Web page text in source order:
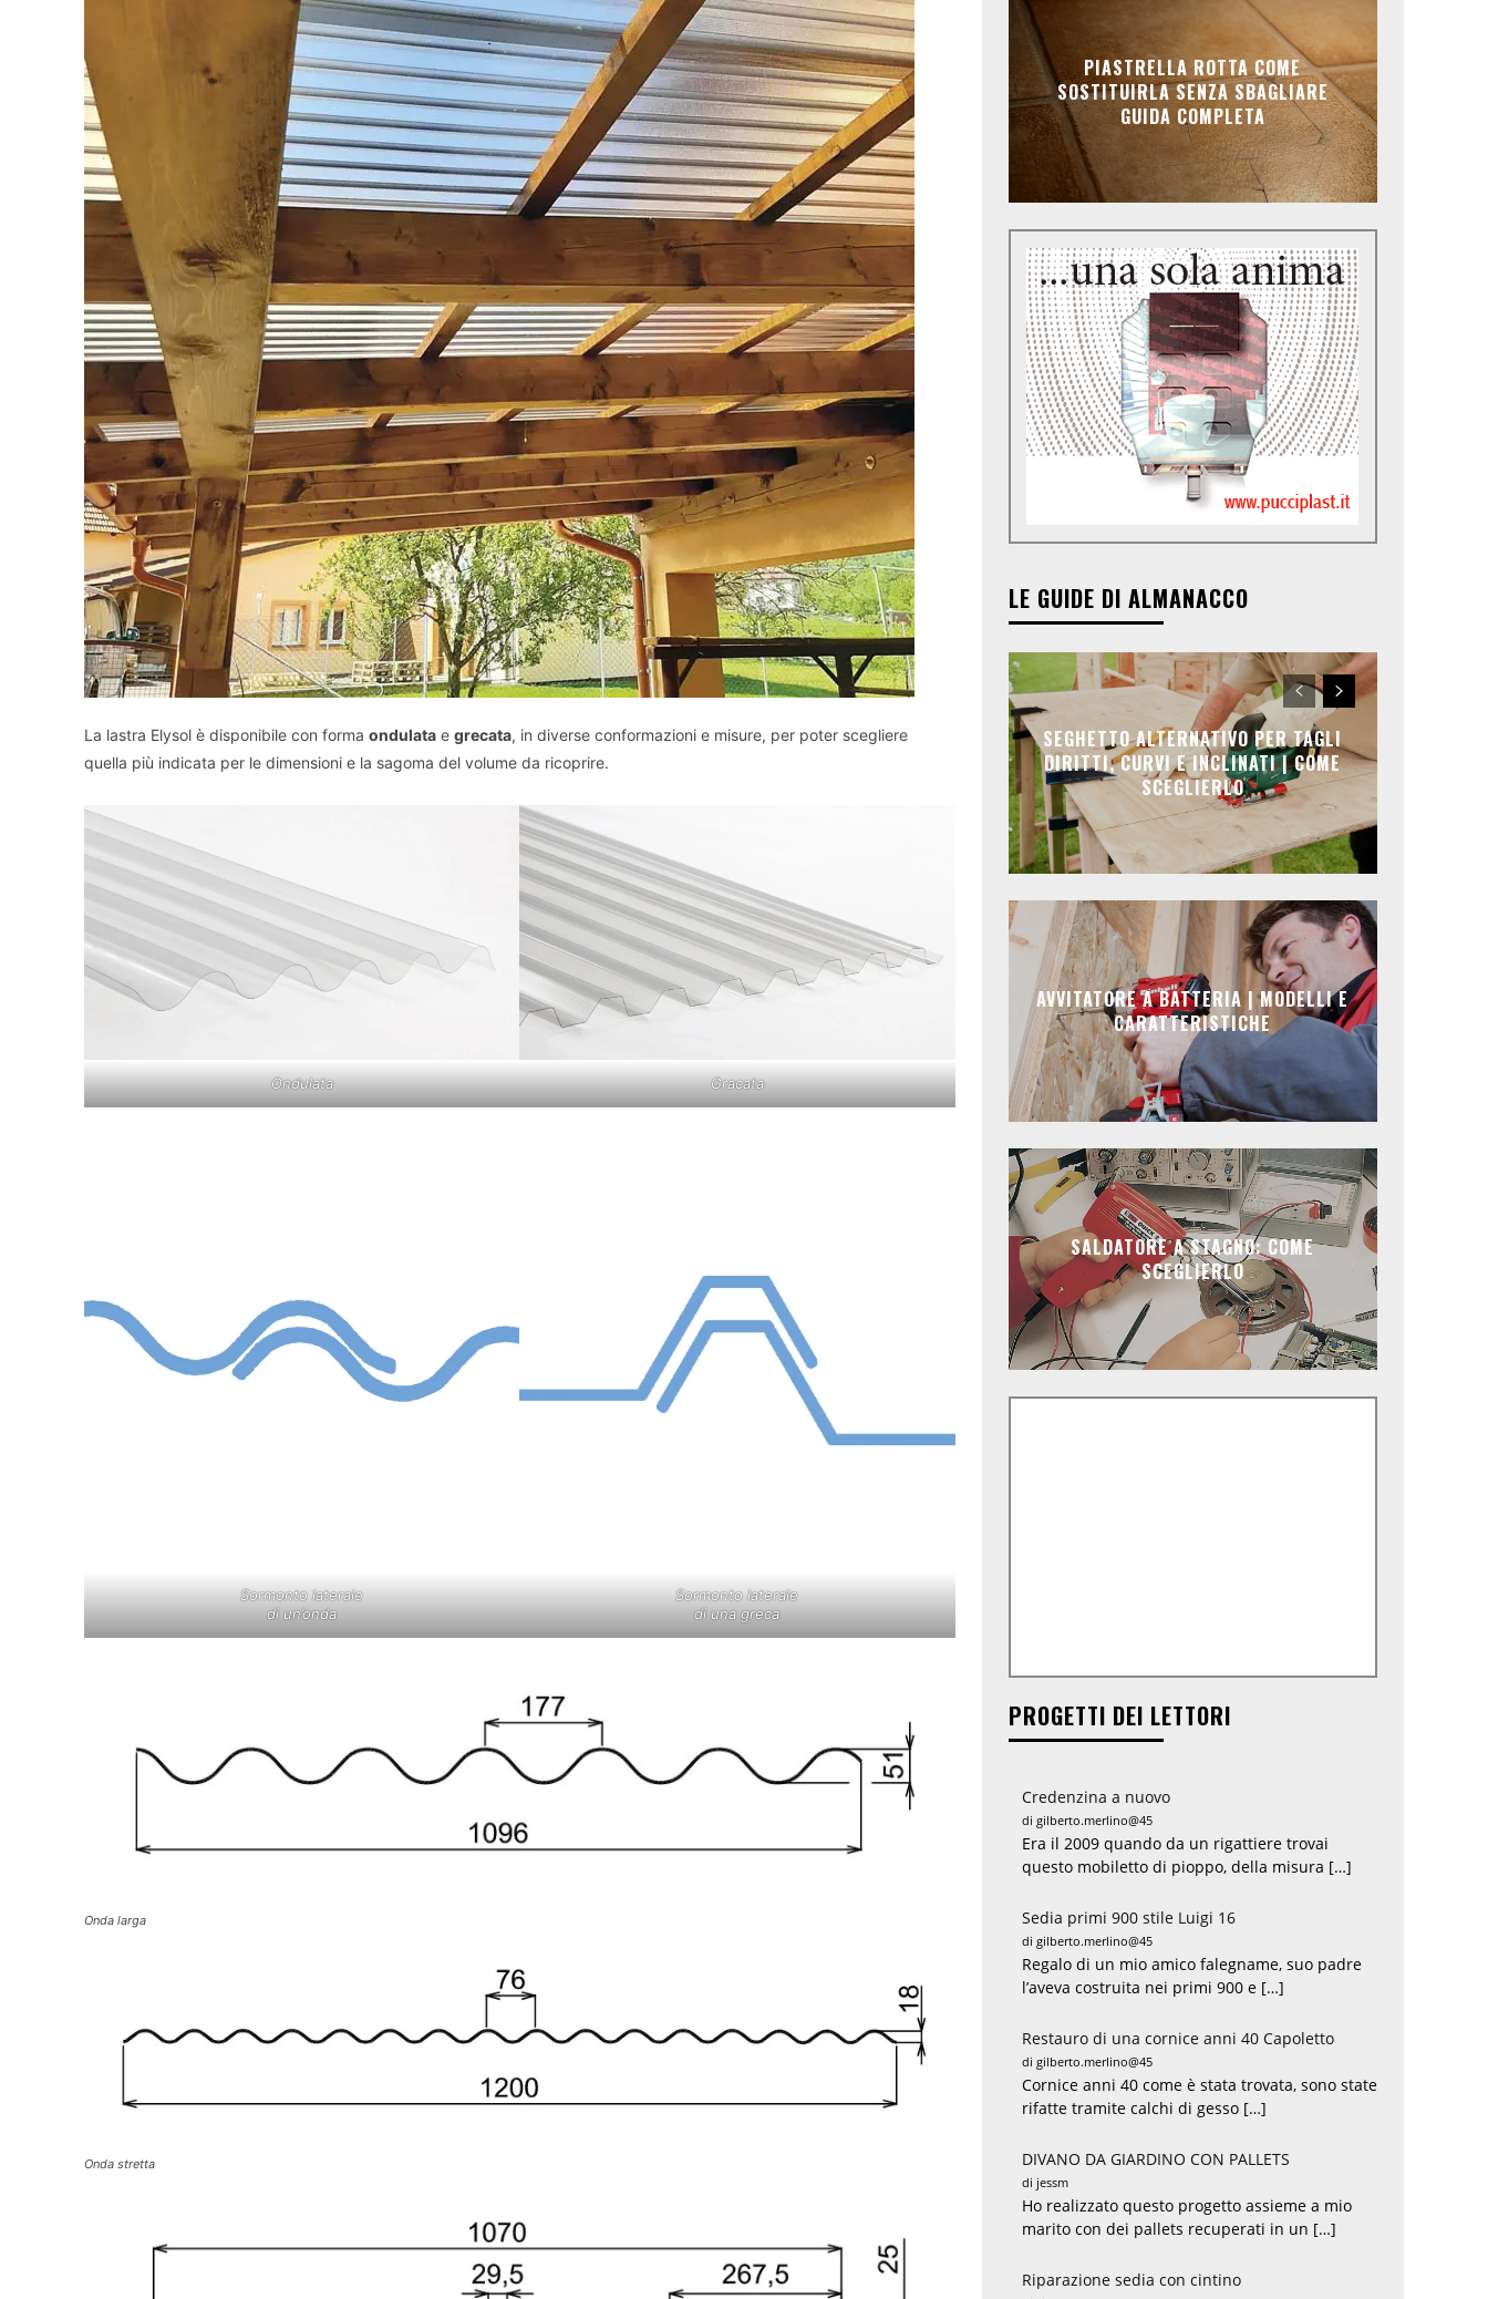
La lastra Elysol è disponibile con forma ondulata e grecata, in diverse conformazioni e misure, per poter scegliere
quella più indicata per le dimensioni e la sagoma del volume da ricoprire.
Ondulata Gracata
Sormonto laterale
di un’onda
Sormonto laterale
di una greca
Onda larga
Onda stretta
PIASTRELLA ROTTA COME
SOSTITUIRLA SENZA SBAGLIARE
GUIDA COMPLETA
LE GUIDE DI ALMANACCO
SEGHETTO ALTERNATIVO PER TAGLI
DIRITTI, CURVI E INCLINATI | COME
SCEGLIERLO
AVVITATORE A BATTERIA | MODELLI E
CARATTERISTICHE
SALDATORE A STAGNO: COME
SCEGLIERLO
PROGETTI DEI LETTORI
Credenzina a nuovo
di gilberto.merlino@45
Era il 2009 quando da un rigattiere trovai
questo mobiletto di pioppo, della misura […]
Sedia primi 900 stile Luigi 16
di gilberto.merlino@45
Regalo di un mio amico falegname, suo padre
l’aveva costruita nei primi 900 e […]
Restauro di una cornice anni 40 Capoletto
di gilberto.merlino@45
Cornice anni 40 come è stata trovata, sono state
rifatte tramite calchi di gesso […]
DIVANO DA GIARDINO CON PALLETS
di jessm
Ho realizzato questo progetto assieme a mio
marito con dei pallets recuperati in un […]
Riparazione sedia con cintino